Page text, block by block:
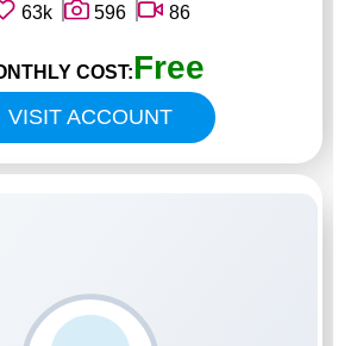
63k 596 86
VISIT ACCOUNT
COST:Free